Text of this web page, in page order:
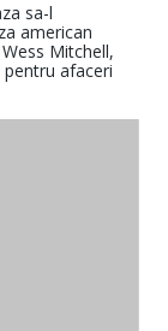
sa-l
american
Mitchell,
afaceri